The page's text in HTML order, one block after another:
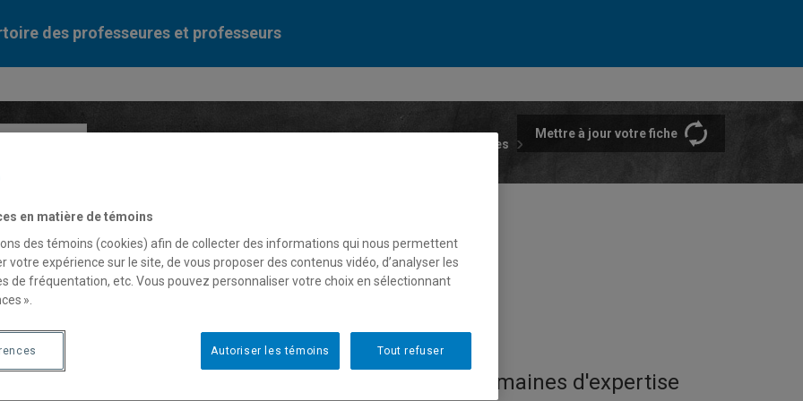
des professeures et professeurs
Liste des professeures et professeurs par départements et écoles
Mettre à jour votre fiche
Domaines d'expertise
en matière de témoins
des témoins (cookies) afin de collecter des informations qui nous permettent
votre expérience sur le site, de vous proposer des contenus vidéo, d’analyser les
de fréquentation, etc. Vous pouvez personnaliser votre choix en sélectionnant
».
Tout refuser
Autoriser les témoins